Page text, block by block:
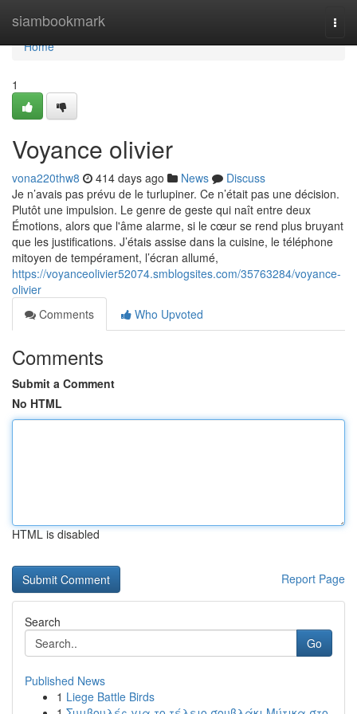
siambookmark
Home
Home
1
Voyance olivier
vona220thw8 414 days ago News
Discuss
Je n’avais pas prévu de le turlupiner. Ce n’était pas une décision.
Plutôt une impulsion. Le genre de geste qui naît entre deux
Émotions, alors que l'âme alarme, si le cœur se rend plus bruyant
que les justifications. J’étais assise dans la cuisine, le téléphone
mitoyen de tempérament, l’écran allumé,
https://voyanceolivier52074.smblogsites.com/35763284/voyance-
olivier
Comments
Who Upvoted
Comments
Submit a Comment
No HTML
HTML is disabled
Report Page
Search
Go
Published News
1 Liege Battle Birds